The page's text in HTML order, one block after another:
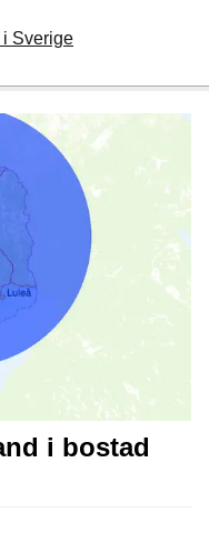
i Sverige
i bostad